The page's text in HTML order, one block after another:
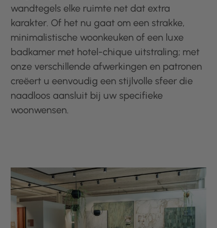
wandtegels elke ruimte net dat extra
karakter. Of het nu gaat om een strakke,
minimalistische woonkeuken of een luxe
badkamer met hotel-chique uitstraling; met
onze verschillende afwerkingen en patronen
creëert u eenvoudig een stijlvolle sfeer die
naadloos aansluit bij uw specifieke
woonwensen.